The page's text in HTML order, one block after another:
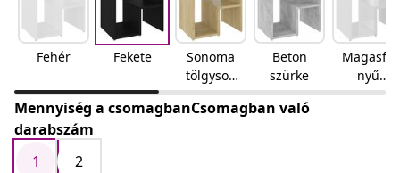
Fehér Fekete
Sonoma
tölgyson
oma
tölgy
Beton
szürke
Magasfé
nyű
fehér
Mennyiség a csomagbanCsomagban való
darabszám
1
2